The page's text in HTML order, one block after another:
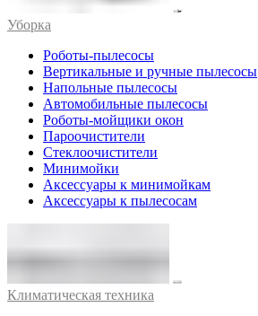
Уборка
Роботы-пылесосы
Вертикальные и ручные пылесосы
Напольные пылесосы
Автомобильные пылесосы
Роботы-мойщики окон
Пароочистители
Стеклоочистители
Минимойки
Аксессуары к минимойкам
Аксессуары к пылесосам
Климатическая техника